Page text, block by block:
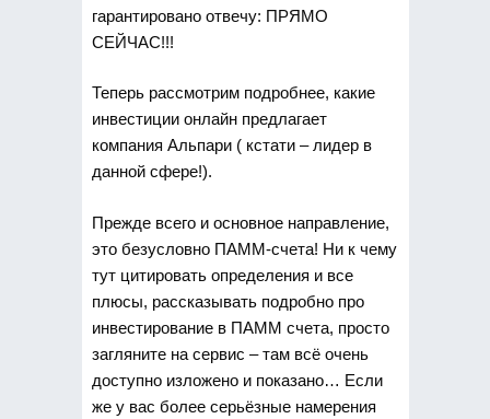
гарантировано отвечу: ПРЯМО
СЕЙЧАС!!!
Теперь рассмотрим подробнее, какие
инвестиции онлайн предлагает
компания Альпари ( кстати – лидер в
данной сфере!).
Прежде всего и основное направление,
это безусловно ПАММ-счета! Ни к чему
тут цитировать определения и все
плюсы, рассказывать подробно про
инвестирование в ПАММ счета, просто
загляните на сервис – там всё очень
доступно изложено и показано… Если
же у вас более серьёзные намерения